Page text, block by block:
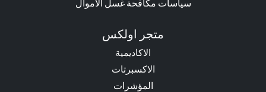
سياسات مكافحة غسل الأموال
متجر اولكس
الاكاديمية
الاكسبرتات
المؤشرات